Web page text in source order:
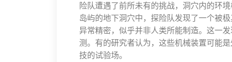
险队遭遇了前所未有的挑战，洞穴内的环
岛屿的地下洞穴中，探险队发现了一个被
异常精密，似乎并非人类所能制造。这一
测。有的研究者认为，这些机械装置可能
技的试验场。